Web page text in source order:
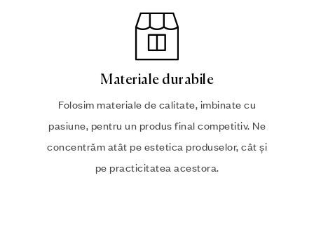
Materiale durabile
Folosim materiale de calitate, imbinate cu
pasiune, pentru un produs final competitiv. Ne
concentrăm atât pe estetica produselor, cât și
pe practicitatea acestora.